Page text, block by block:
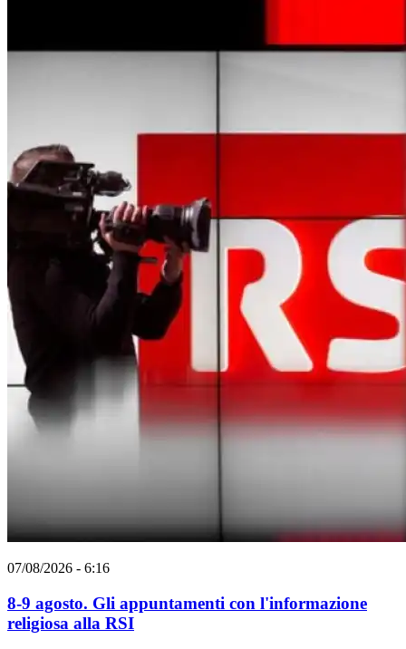
07/08/2026 - 6:16
8-9 agosto. Gli appuntamenti con l'informazione
religiosa alla RSI